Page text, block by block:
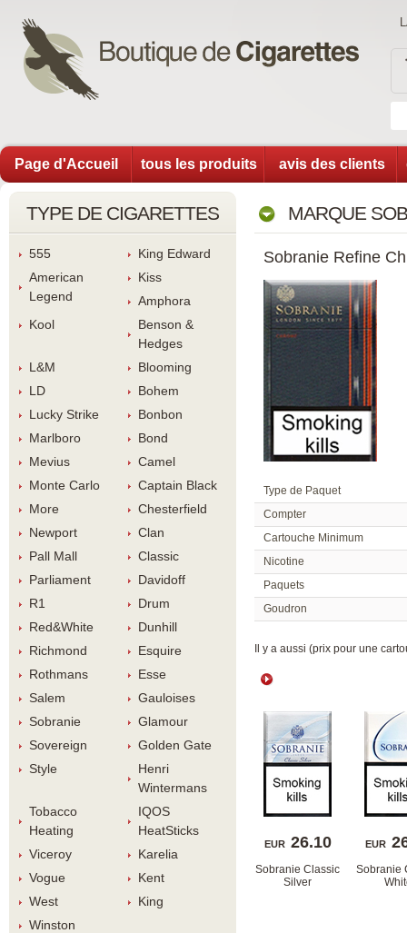
Page d'Accueil tous les produit avis des client
TYPE DE CIGARETTES
555
King Edward
American
Legend
Ki
Amphora
Kool
Benson &
Hedge
L&M
Blooming
LD
Bohem
Lucky Strike
Bonbon
Marlboro
Bond
Meviu
Camel
Monte Carlo
Captain Black
More
Chesterfield
Newport
Clan
Pall Mall
Classic
Parliament
Davidoff
R1
Drum
Red&White
Dunhill
Richmond
Esquire
Rothman
Esse
Salem
Gauloise
Sobranie
Glamour
Sovereign
Golden Gate
Style
Henri
Winterman
Tobacco
Heating
IQOS
HeatStick
Viceroy
Karelia
Vogue
Kent
West
King
Winston
MARQUE
Sobranie Refine
Type de Paquet
Compter
Cartouche Minimum
Nicotine
Paquet
Goudron
Il y a aussi (prix pour une
EUR 26.10
Sobranie Classic
Silver
EUR
Sobranie